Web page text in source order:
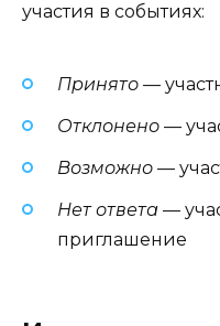
участия в событиях:
Принято —
Отклонено —
Возможно —
Нет ответа —
приглашение